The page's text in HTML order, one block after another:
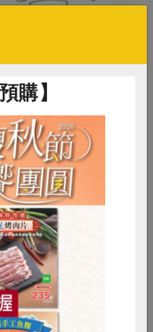
減硝酸鹽
購】